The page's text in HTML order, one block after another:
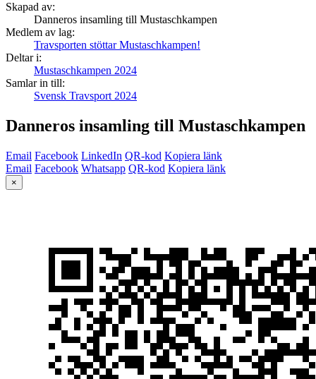
Skapad av:
Danneros insamling till Mustaschkampen
Medlem av lag:
Travsporten stöttar Mustaschkampen!
Deltar i:
Mustaschkampen 2024
Samlar in till:
Svensk Travsport 2024
Danneros insamling till Mustaschkampen
Email Facebook LinkedIn QR-kod Kopiera länk
Email Facebook Whatsapp QR-kod Kopiera länk
×